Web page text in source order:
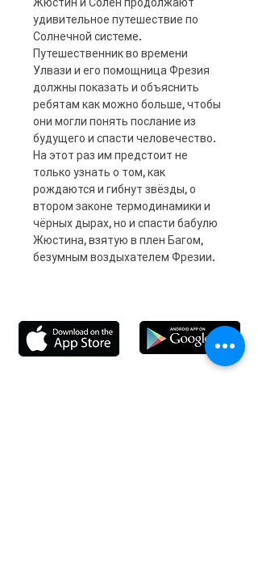
удивительное путешествие по
Солнечной системе.
Путешественник во времени
Улвази и его помощница Фрезия
должны показать и объяснить
ребятам как можно больше, чтобы
они могли понять послание из
будущего и спасти человечество.
На этот раз им предстоит не
только узнать о том, как
рождаются и гибнут звёзды, о
втором законе термодинамики и
чёрных дырах, но и спасти бабулю
Жюстина, взятую в плен Багом,
безумным воздыхателем Фрезии.